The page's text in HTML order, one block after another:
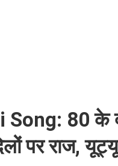
80 के
पर राज,